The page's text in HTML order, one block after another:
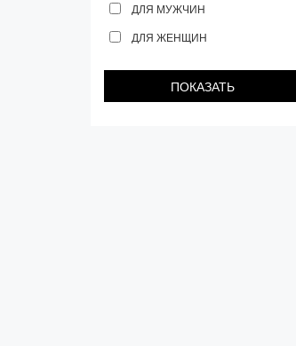
ДЛЯ МУЖЧИН
ДЛЯ ЖЕНЩИН